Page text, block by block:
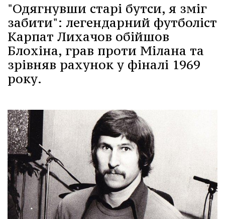
"Одягнувши старі бутси, я зміг
забити": легендарний футболіст
Карпат Лихачов обійшов
Блохіна, грав проти Мілана та
зрівняв рахунок у фіналі 1969
року.